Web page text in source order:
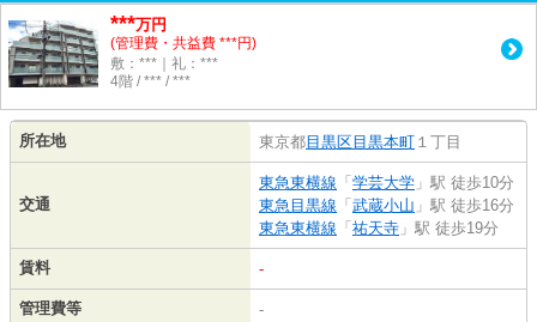
***万円
(管理費・共益費 ***円)
敷：***｜礼：***
4階 / *** / ***
所在地 東京都目黒区目黒本町 １丁目
交通
東急東横線 「 学芸大学 」駅 徒歩10分
東急目黒線 「 武蔵小山 」駅 徒歩16分
東急東横線 「 祐天寺 」駅 徒歩19分
賃料 -
管理費等 -